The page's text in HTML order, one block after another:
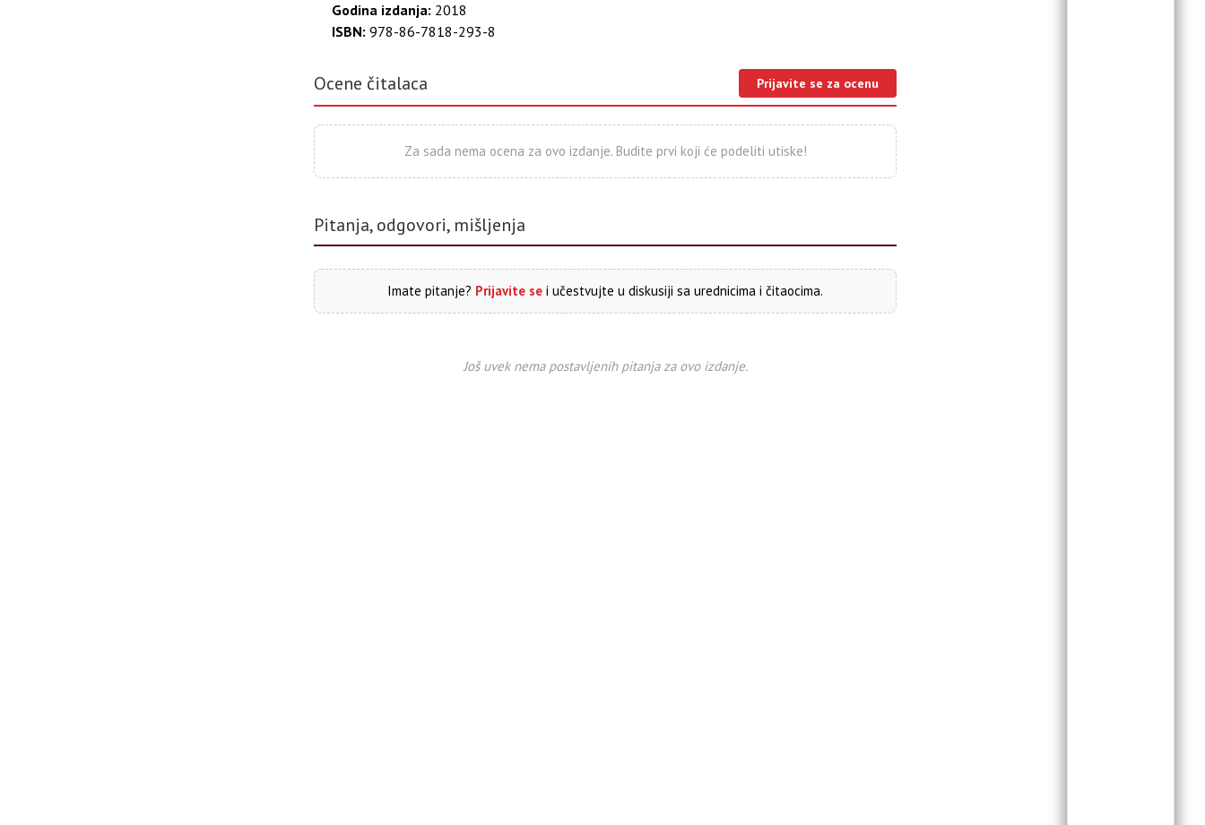
Godina izdanja: 2018
ISBN: 978-86-7818-293-8
Ocene čitalaca Prijavite se za ocenu
Za sada nema ocena za ovo izdanje. Budite prvi koji će podeliti utiske!
Pitanja, odgovori, mišljenja
Imate pitanje? Prijavite se i učestvujte u diskusiji sa urednicima i čitaocima.
Još uvek nema postavljenih pitanja za ovo izdanje.